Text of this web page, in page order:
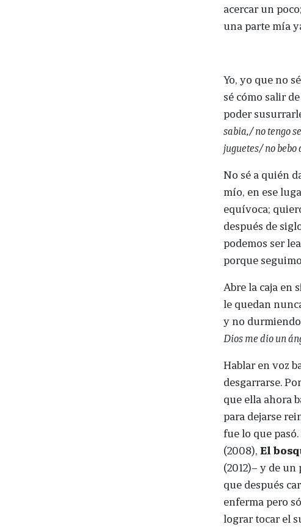
acercar un
una parte mía
Yo, yo que no
sé cómo salir
poder
sabia,/ no tengo
juguetes/ no
No sé a quién
mío, en ese
equívoca;
después de
podemos ser
porque
Abre la caja en
le quedan
y no durmiendo
Dios me dio un
Hablar en voz
desgarrarse.
que ella ahora
para dejarse
fue lo que
(2008), El
(2012)– y de un
que después
enferma pero
lograr tocar el